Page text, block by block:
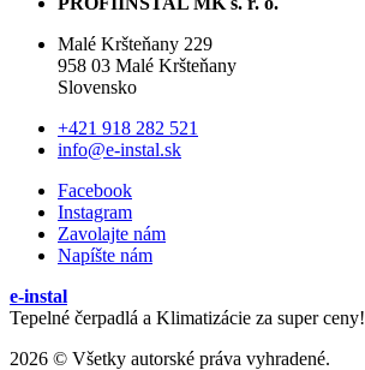
Malé Kršteňany 229
958 03 Malé Kršteňany
Slovensko
+421 918 282 521
info@e-instal.sk
Facebook
Instagram
Zavolajte nám
Napíšte nám
e-instal
Tepelné čerpadlá a Klimatizácie za super ceny!
2026 © Všetky autorské práva vyhradené.